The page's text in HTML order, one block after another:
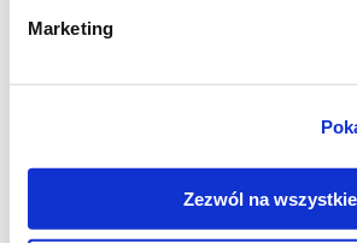
Marketing
Zezwól na wszystkie
Jak powstają oleje tłoczone na